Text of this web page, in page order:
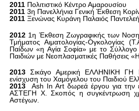
2011Πολιτιστικό Κέντρο Αμαρουσίου
20113η Πανελλήνια Γενική Έκθεση
2011Ξενώνας Κυράνη Παλαιός
2012 1η Έκθεση Ζωγραφικής των
Τμήματος Αιματολογίας-Ογκολογίας
Παίδων «η Αγία Σοφία» με το
Παιδιών με Νεοπλασματικές Παθήσεις
2013Σικάγο Αμερική ΕΛΛΗΝΙΚΗ
ενίσχυση του Χαμόγελου του Παιδιού
2013
Ash In Art δωρεά έργου για την
ΑΣΤΕΓΗ Χ. Σκοπός η συγκέντρωση
Αστέγων.